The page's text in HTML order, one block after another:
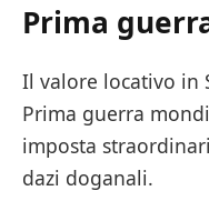
Prima
Il valore locativo in
Prima guerra
imposta
dazi doganali.